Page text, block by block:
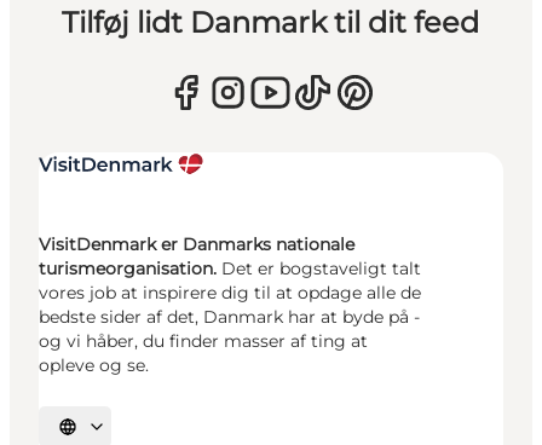
Tilføj lidt Danmark til dit feed
VisitDenmark er Danmarks nationale
turismeorganisation. Det er bogstaveligt talt
vores job at inspirere dig til at opdage alle de
bedste sider af det, Danmark har at byde på -
og vi håber, du finder masser af ting at
opleve og se.
Vælg sprog